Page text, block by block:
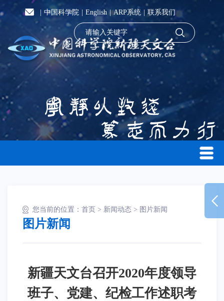
中国科学院 English |ARP系统 联系我们
您当前的位置： 首页 > 新闻动态 > 图片新闻
图片新闻
新疆天文台召开2020年度领导
班子、党建、纪检工作述职考